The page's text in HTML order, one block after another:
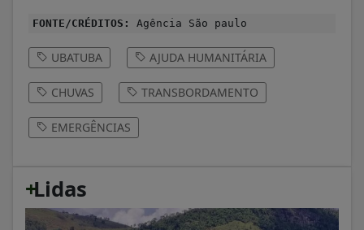
FONTE/CRÉDITOS: Agência São paulo
UBATUBA AJUDA HUMANITÁRIA
CHUVAS TRANSBORDAMENTO
EMERGÊNCIAS
+
Lidas